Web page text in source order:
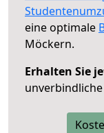
eine optimale
Möckern.
Erhalten Sie